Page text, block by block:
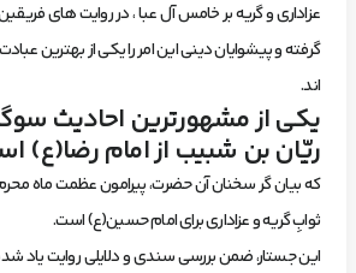
عزاداری و گریه بر خامس آل عبا ، در روایت های
گرفته و پیشوایان دینی این امر را یکی از بهترین
اند.
یکی از مشهورترین احادیث
ریّان بن شبیب از امام رضا(ع)
که بیان گر سخنان آن حضرت، پیرامون عظمت ماه
ثوابِ گریه و عزاداری برای امام حسین(ع) است.
این جستار، ضمن بررسی سندی و دلایلی روایت یاد